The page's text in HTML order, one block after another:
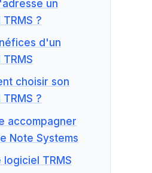
un
?
d'un
TRMS
choisir son
TRMS ?
accompagner
Note Systems
logiciel TRMS